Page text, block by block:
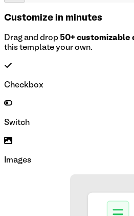
Customize in minutes
Drag and drop 50+ customizable
this template your own.
Checkbox
Switch
Images